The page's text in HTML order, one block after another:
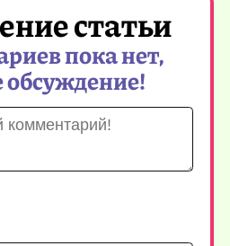
статьи
пока нет,
обсуждение!